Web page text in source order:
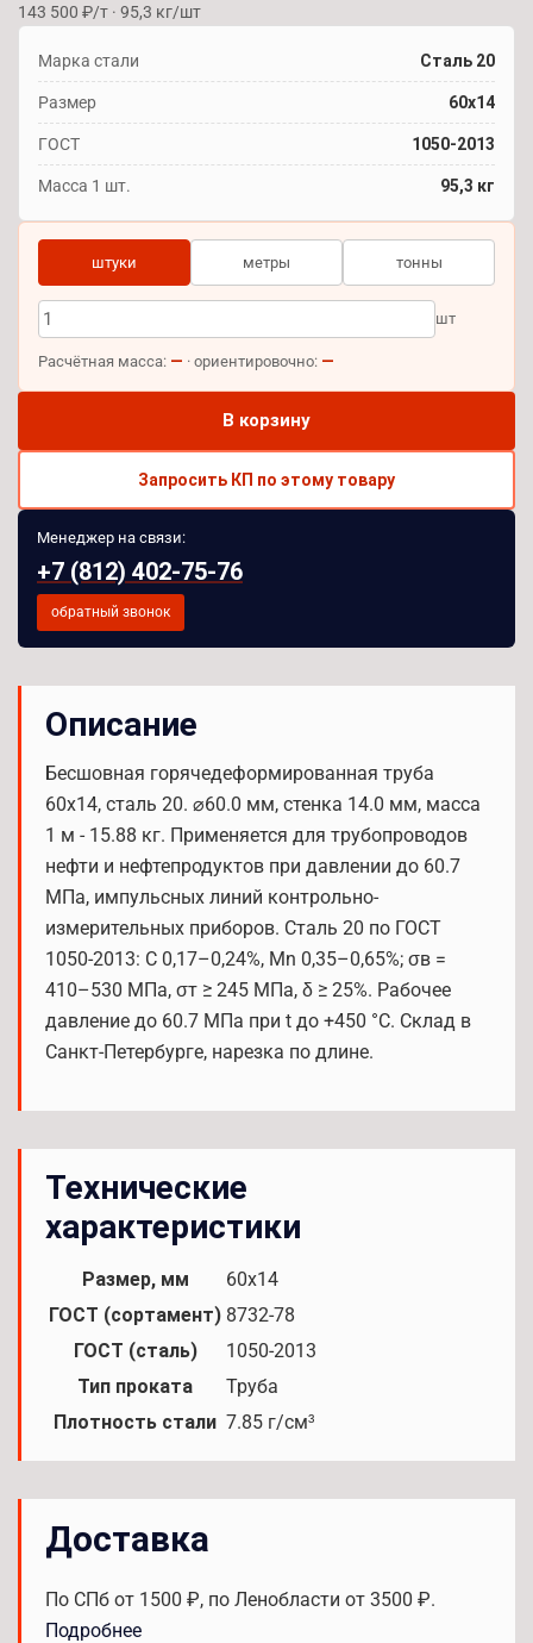
143 500 ₽/т · 95,3 кг/шт
Марка стали Сталь 20
Размер 60x14
ГОСТ 1050-2013
Масса 1 шт. 95,3 кг
штуки метры тонны
шт
Расчётная масса: — · ориентировочно: —
В корзину
Запросить КП по этому товару
Менеджер на связи:
+7 (812) 402-75-76
обратный звонок
Описание
Бесшовная горячедеформированная труба
60x14, сталь 20. ⌀60.0 мм, стенка 14.0 мм, масса
1 м - 15.88 кг. Применяется для трубопроводов
нефти и нефтепродуктов при давлении до 60.7
МПа, импульсных линий контрольно-
измерительных приборов. Сталь 20 по ГОСТ
1050-2013: C 0,17–0,24%, Mn 0,35–0,65%; σв =
410–530 МПа, σт ≥ 245 МПа, δ ≥ 25%. Рабочее
давление до 60.7 МПа при t до +450 °С. Склад в
Санкт-Петербурге, нарезка по длине.
Технические
характеристики
Размер, мм
60x14
ГОСТ (сортамент) 8732-78
ГОСТ (сталь)
1050-2013
Тип проката
Труба
Плотность стали 7.85 г/см³
Доставка
По СПб от 1500 ₽, по Ленобласти от 3500 ₽.
Подробнее